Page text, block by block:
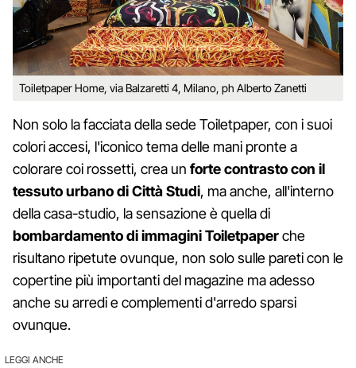
Toiletpaper Home, via Balzaretti 4, Milano, ph Alberto Zanetti
Non solo la facciata della sede Toiletpaper, con i suoi
colori accesi, l'iconico tema delle mani pronte a
colorare coi rossetti, crea un forte contrasto con il
tessuto urbano di Città Studi, ma anche, all'interno
della casa-studio, la sensazione è quella di
bombardamento di immagini Toiletpaperche
risultano ripetute ovunque, non solo sulle pareti con le
copertine più importanti del magazine ma adesso
anche su arredi e complementi d'arredo sparsi
ovunque.
LEGGI ANCHE